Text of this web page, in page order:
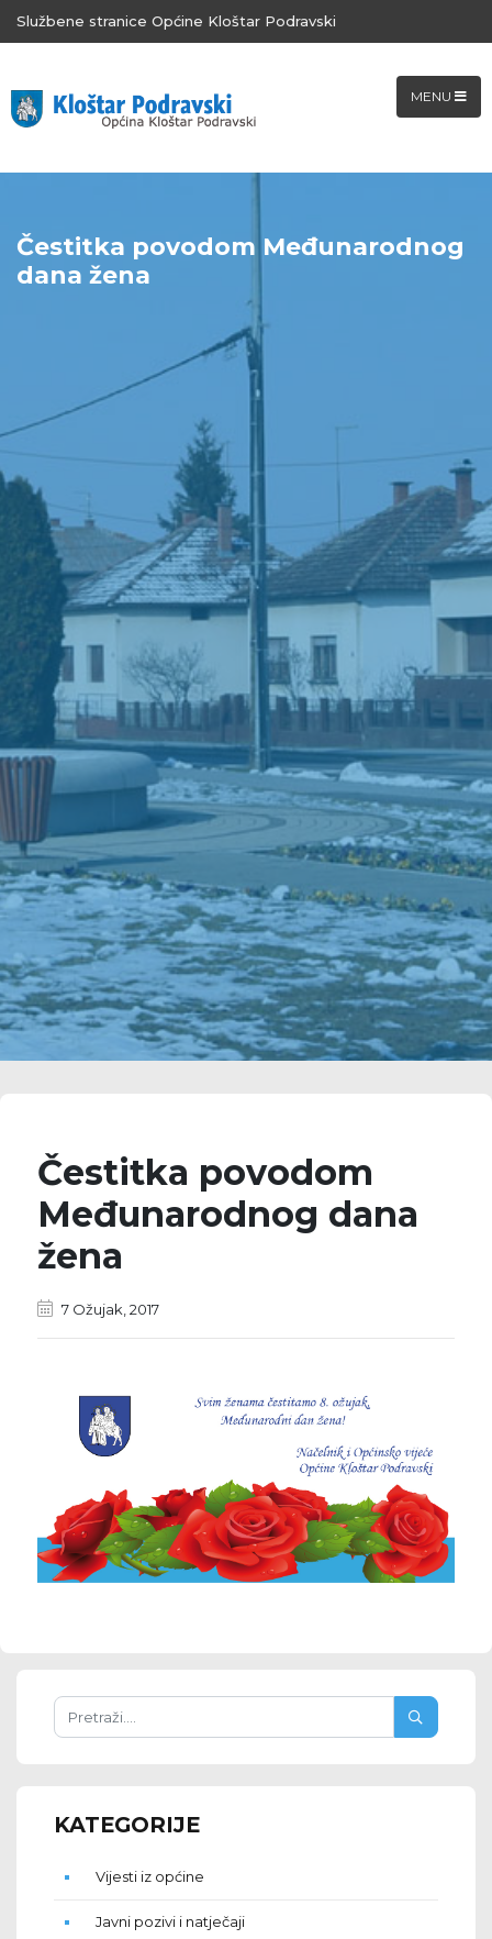
Službene stranice Općine Kloštar Podravski
MENU
Čestitka povodom Međunarodnog
dana žena
Čestitka povodom
Međunarodnog dana
žena
7 Ožujak, 2017
KATEGORIJE
Vijesti iz općine
Javni pozivi i natječaji